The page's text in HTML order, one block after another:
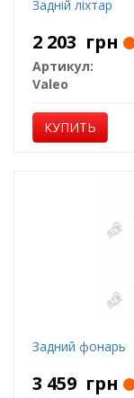
Задній ліхтар
2 203 грн
Артикул:
Valeo
КУПИТЬ
Задний фонарь
3 459 грн